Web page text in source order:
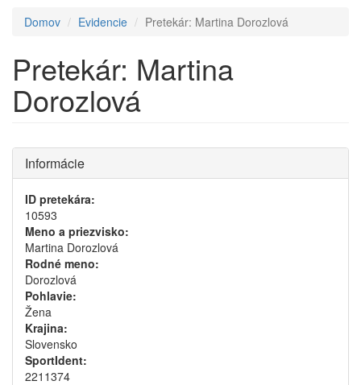
Domov Evidencie Pretekár: Martina Dorozlová
Pretekár: Martina
Dorozlová
Informácie
ID pretekára:
10593
Meno a priezvisko:
Martina Dorozlová
Rodné meno:
Dorozlová
Pohlavie:
Žena
Krajina:
Slovensko
SportIdent:
2211374